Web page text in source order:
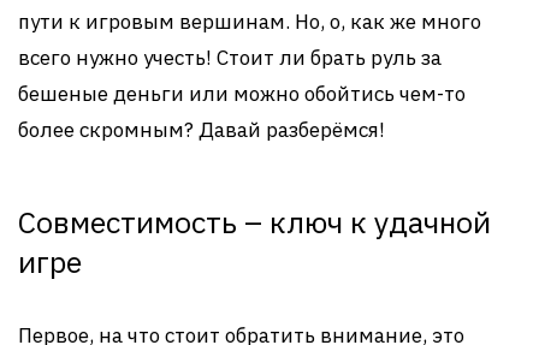
пути к игровым вершинам. Но, о, как же много
всего нужно учесть! Стоит ли брать руль за
бешеные деньги или можно обойтись чем-то
более скромным? Давай разберёмся!
Совместимость – ключ к удачной
игре
Первое, на что стоит обратить внимание, это